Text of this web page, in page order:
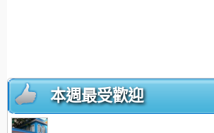
本週最受歡迎